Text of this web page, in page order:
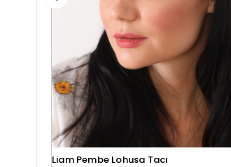
Liam Pembe Lohusa Tacı